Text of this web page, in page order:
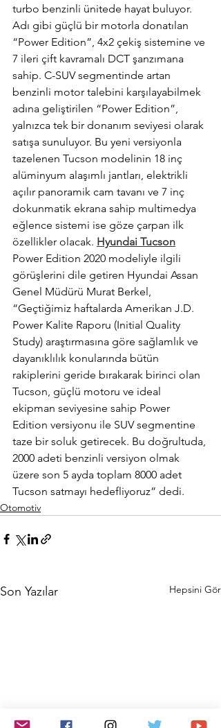
turbo benzinli ünitede hayat buluyor.
Adı gibi güçlü bir motorla donatılan
“Power Edition”, 4x2 çekiş sistemine ve
7 ileri çift kavramalı DCT şanzımana
sahip. C-SUV segmentinde artan
benzinli motor talebini karşılayabilmek
adına geliştirilen “Power Edition”,
yalnızca tek bir donanım seviyesi olarak
satışa sunuluyor. Bu yeni versiyonla
tazelenen Tucson modelinin 18 inç
alüminyum alaşımlı jantları, elektrikli
açılır panoramik cam tavanı ve 7 inç
dokunmatik ekrana sahip multimedya
eğlence sistemi ise göze çarpan ilk
özellikler olacak. Hyundai Tucson
Power Edition 2020 modeliyle ilgili
görüşlerini dile getiren Hyundai Assan
Genel Müdürü Murat Berkel,
“Geçtiğimiz haftalarda Amerikan J.D.
Power Kalite Raporu (Initial Quality
Study) araştırmasına göre sağlamlık ve
dayanıklılık konularında bütün
rakiplerini geride bırakarak birinci olan
Tucson, güçlü motoru ve ideal
ekipman seviyesine sahip Power
Edition versiyonu ile SUV segmentine
taze bir soluk getirecek. Bu doğrultuda,
2000 adeti benzinli versiyon olmak
üzere son 5 ayda toplam 8000 adet
Tucson satmayı hedefliyoruz” dedi.
Otomotiv
Son Yazılar Hepsini Gör